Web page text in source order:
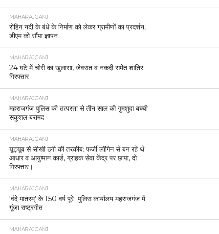
MAHARAJGANJ
रोहिन नदी के बंधे के निर्माण को लेकर ग्रामीणों का प्रदर्शन,
डीएम को सौंपा ज्ञापन
MAHARAJGANJ
24 घंटे में चोरी का खुलासा, जेवरात व नकदी समेत शातिर
गिरफ्तार
MAHARAJGANJ
महराजगंज पुलिस की तत्परता से तीन साल की गुमशुदा बच्ची
सकुशल बरामद
MAHARAJGANJ
यूट्यूब से सीखी ठगी की तरकीब: फर्जी लॉगिन से बन रहे थे
आधार व आयुष्मान कार्ड, ग्राहक सेवा केंद्र पर छापा, दो
गिरफ्तार।
MAHARAJGANJ
‘वंदे मातरम्’ के 150 वर्ष पूरे पुलिस कार्यालय महराजगंज में
गूंजा राष्ट्रगीत
MAHARAJGANJ